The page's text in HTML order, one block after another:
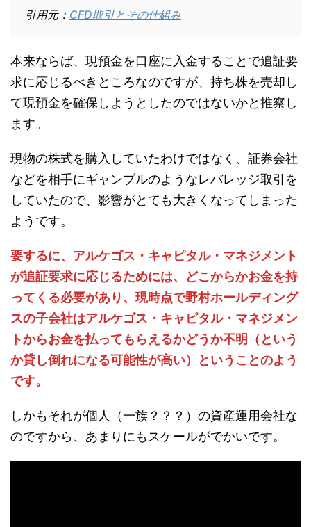
引用元： CFD取引とその仕組み
本来ならば、現預金を口座に入金することで追証要
求に応じるべきところなのですが、持ち株を売却し
て現預金を確保しようとしたのではないかと推察し
ます。
現物の株式を購入していたわけではなく、証券会社
などを相手にギャンブルのようなレバレッジ取引を
していたので、影響がとても大きくなってしまった
ようです。
要するに、アルケゴス・キャピタル・マネジメント
が追証要求に応じるためには、どこからかお金を持
ってくる必要があり、現時点で野村ホールディング
スの子会社はアルケゴス・キャピタル・マネジメン
トからお金を払ってもらえるかどうか不明（という
か貸し倒れになる可能性が高い）ということのよう
です。
しかもそれが個人（一族？？？）の資産運用会社な
のですから、あまりにもスケールがでかいです。